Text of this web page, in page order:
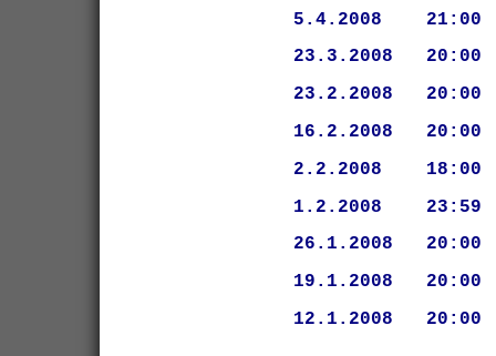
5.4.2008    21:00
23.3.2008   20:00
23.2.2008   20:00
16.2.2008   20:00
2.2.2008    18:00
1.2.2008    23:59
26.1.2008   20:00
19.1.2008   20:00
12.1.2008   20:00